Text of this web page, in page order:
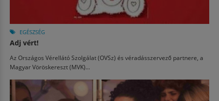
EGÉSZSÉG
Adj vért!
Az Országos Vérellátó Szolgálat (OVSz) és véradásszervező partnere, a
Magyar Vöröskereszt (MVK)...